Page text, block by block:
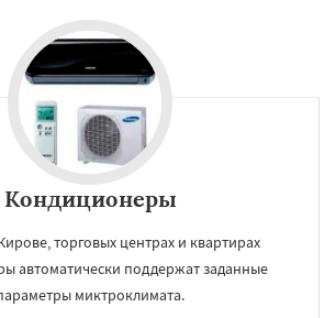
Кондиционеры
торговых центрах и квартирах
автоматически поддержат заданные
миктроклимата.